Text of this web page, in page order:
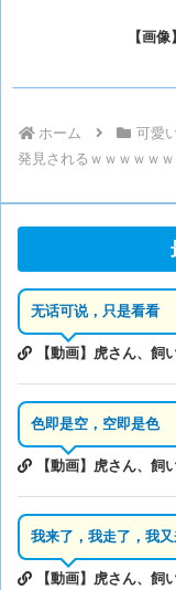
【画
ホーム 可愛
発見されるｗｗｗｗｗ
无话可说，只是看看
【動画】虎さん、飼
色即是空，空即是色
【動画】虎さん、飼
我来了，我走了，我
【動画】虎さん、飼